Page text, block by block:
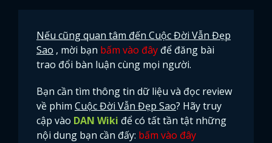
Nếu cũng quan tâm đến Cuộc Đời Vẫn Đẹp
Sao , mời bạn bấm vào đây để đăng bài
trao đổi bàn luận cùng mọi người.
Bạn cần tìm thông tin dữ liệu và đọc review
về phim Cuộc Đời Vẫn Đẹp Sao? Hãy truy
cập vào DAN Wiki để có tất tần tật những
nội dung bạn cần đấy: bấm vào đây